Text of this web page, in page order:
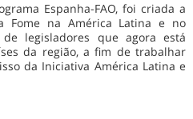
Espanha-FAO, foi criada a
Fome na América Latina e no
legisladores que agora está
da região, a fim de trabalhar
da Iniciativa América Latina e